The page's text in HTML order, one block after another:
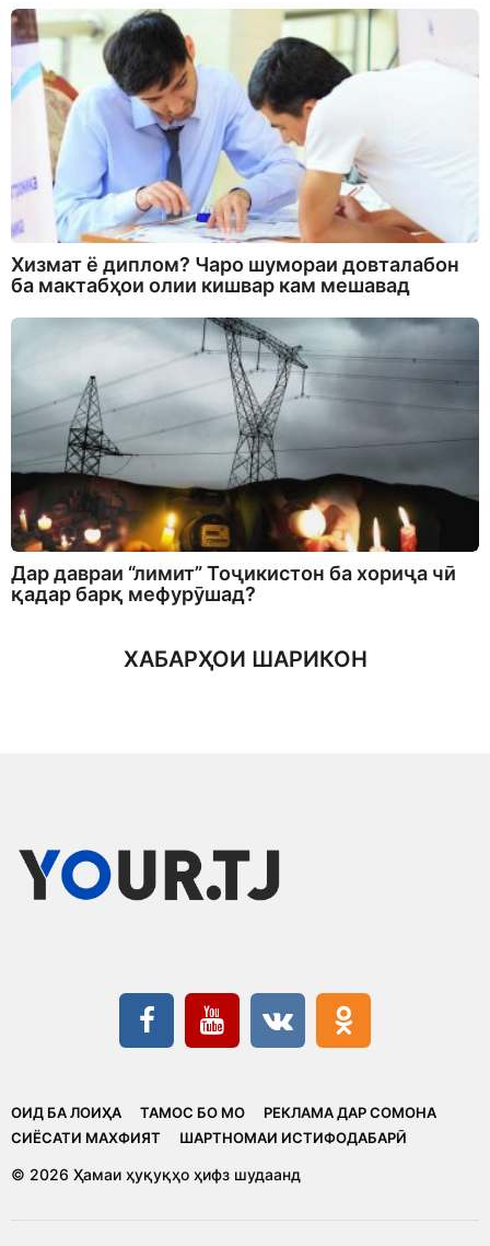
Хизмат ё диплом? Чаро шумораи довталабон
ба мактабҳои олии кишвар кам мешавад
Дар давраи “лимит” Тоҷикистон ба хориҷа чӣ
қадар барқ мефурӯшад?
ХАБАРҲОИ ШАРИКОН
ОИД БА ЛОИҲА ТАМОС БО МО
РЕКЛАМА ДАР СОМОНА
CИЁСАТИ МАХФИЯТ
ШАРТНОМАИ ИСТИФОДАБАРӢ
© 2026 Ҳамаи ҳуқуқҳо ҳифз шудаанд